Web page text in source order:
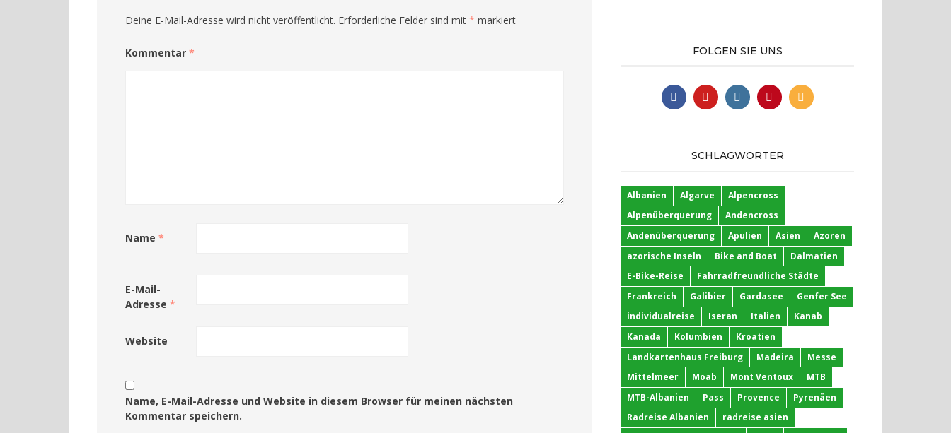
Deine E-Mail-Adresse wird nicht veröffentlicht. Erforderliche Felder sind mit * markiert
Kommentar *
Name *
E-Mail-
Adresse *
Website
Name, E-Mail-Adresse und Website in diesem Browser für meinen nächsten
Kommentar speichern.
FOLGEN SIE UNS
SCHLAGWÖRTER
Albanien Algarve
Alpencross
Alpenüberquerung
Andencross
Andenüberquerung
Apulien Asien
Azoren
azorische Inseln
Bike and Boat
Dalmatien
E-Bike-Reise
Fahrradfreundliche Städte
Frankreich
Galibier Gardasee
Genfer See
individualreise
Iseran Italien
Kanab
Kanada
Kolumbien
Kroatien
Landkartenhaus Freiburg
Madeira
Messe
Mittelmeer
Moab Mont Ventoux
MTB
MTB-Albanien
Pass Provence
Pyrenäen
Radreise Albanien
radreise asien